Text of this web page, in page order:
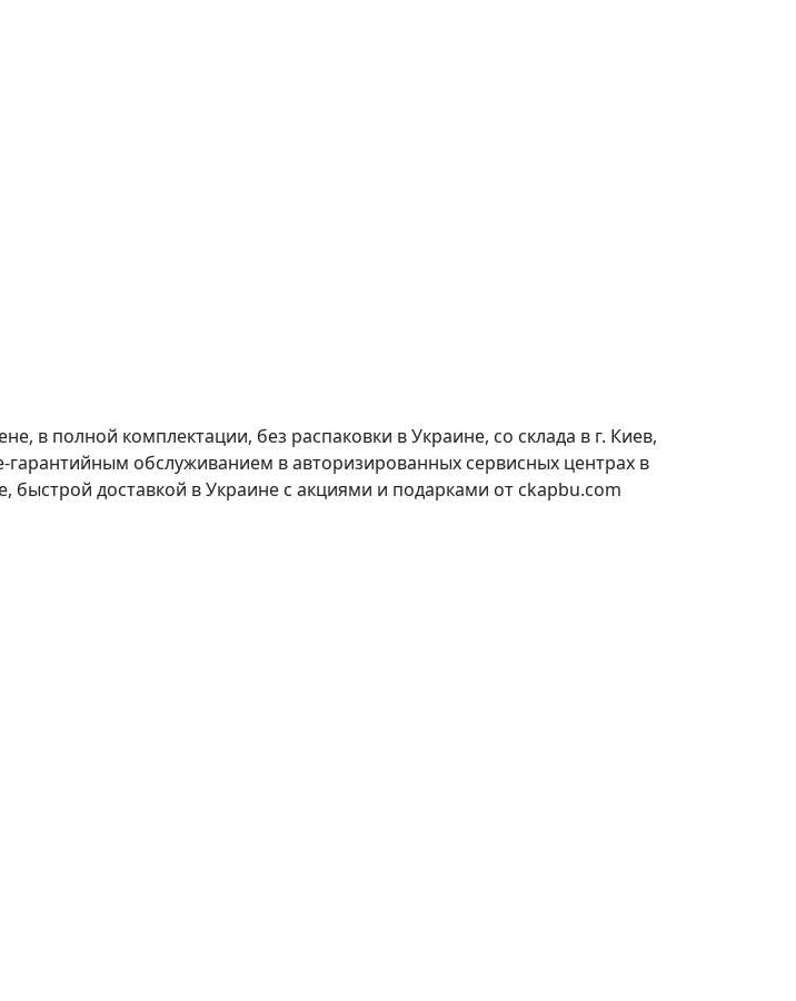
в полной комплектации, без распаковки в Украине, со склада в г. Киев,
обслуживанием в авторизированных сервисных центрах в
быстрой доставкой в Украине с акциями и подарками от ckapbu.com